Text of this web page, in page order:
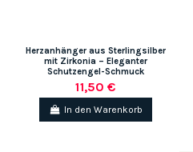
Herzanhänger aus Sterlingsilber
mit Zirkonia – Eleganter
Schutzengel-Schmuck
11,50 €
In den Warenkorb